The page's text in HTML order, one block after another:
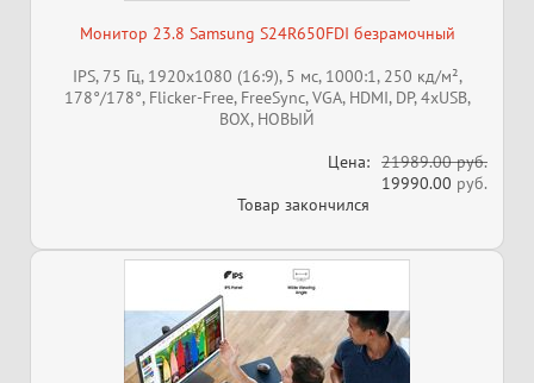
Монитор 23.8 Samsung S24R650FDI безрамочный
IPS, 75 Гц, 1920x1080 (16:9), 5 мс, 1000:1, 250 кд/м²,
178°/178°, Flicker-Free, FreeSync, VGA, HDMI, DP, 4xUSB,
BOX, НОВЫЙ
Цена: 21989.00 руб.
19990.00 руб.
Товар закончился